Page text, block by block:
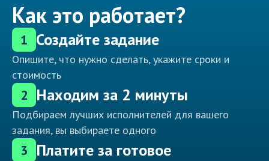
Как это работает?
1 Создайте задание
Опишите, что нужно сделать, укажите сроки и
стоимость
2 Находим за 2 минуты
Подбираем лучших исполнителей для вашего
задания, вы выбираете одного
3 Платите за готовое